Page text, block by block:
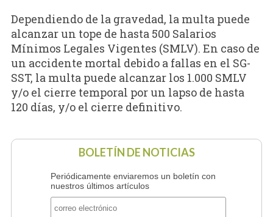
Dependiendo de la gravedad, la multa puede
alcanzar un tope de hasta 500 Salarios
Mínimos Legales Vigentes (SMLV). En caso de
un accidente mortal debido a fallas en el SG-
SST, la multa puede alcanzar los 1.000 SMLV
y/o el cierre temporal por un lapso de hasta
120 días, y/o el cierre definitivo.
BOLETÍN DE NOTICIAS
Periódicamente enviaremos un boletín con
nuestros últimos artículos